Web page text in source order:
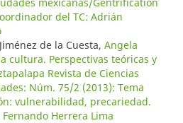
del TC: Adrián
de la Cuesta, Angela
cultura. Perspectivas teóricas y
Revista de Ciencias
Núm. 75/2 (2013): Tema
vulnerabilidad, precariedad.
Herrera Lima